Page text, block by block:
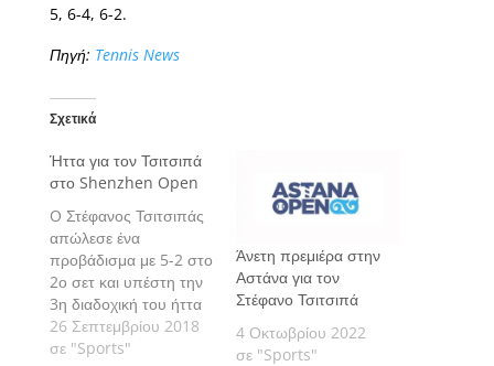
5, 6-4, 6-2.
Πηγή: Tennis News
Σχετικά
Ήττα για τον Τσιτσιπά
στο Shenzhen Open
O Στέφανος Τσιτσιπάς
απώλεσε ένα
προβάδισμα με 5-2 στο
2ο σετ και υπέστη την
3η διαδοχική του ήττα
στο tour.
26 Σεπτεμβρίου 2018
σε "Sports"
Άνετη πρεμιέρα στην
Αστάνα για τον
Στέφανο Τσιτσιπά
4 Οκτωβρίου 2022
σε "Sports"